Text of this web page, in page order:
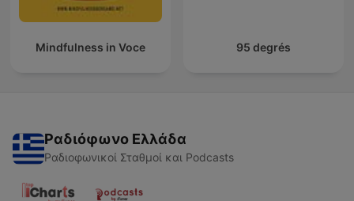
Mindfulness in Voce 95 degrés
Ραδιόφωνο Ελλάδα
Ραδιοφωνικοί Σταθμοί και Podcasts